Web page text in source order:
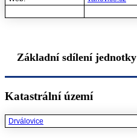
Základní sdílení jednotky
Katastrální území
Drválovice